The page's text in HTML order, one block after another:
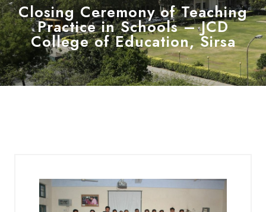
Closing Ceremony of Teaching
Practice in Schools – JCD
College of Education, Sirsa